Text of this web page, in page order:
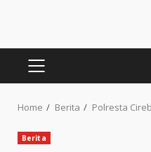
PRIMARY
Home Berita Polresta
Berita